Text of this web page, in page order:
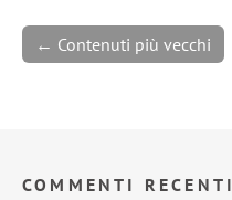
← Contenuti più vecchi
COMMENTI RECENTI